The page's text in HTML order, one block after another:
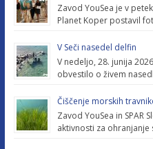
Zavod YouSea je v
Planet Koper postavil
V Seči nasedel delfin
V nedeljo, 28. junija
obvestilo o živem
Čiščenje morskih
Zavod YouSea in SPAR
aktivnosti za